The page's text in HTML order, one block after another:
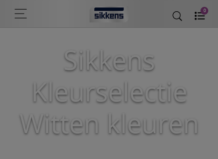
0
Sikkens
Kleurselectie
Witten kleuren